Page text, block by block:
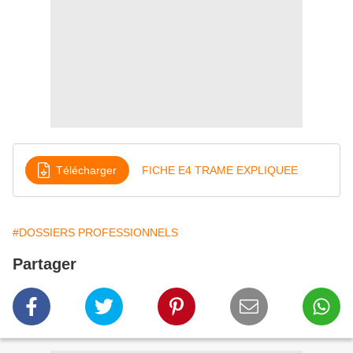
Télécharger FICHE E4 TRAME EXPLIQUEE
#DOSSIERS PROFESSIONNELS
Partager